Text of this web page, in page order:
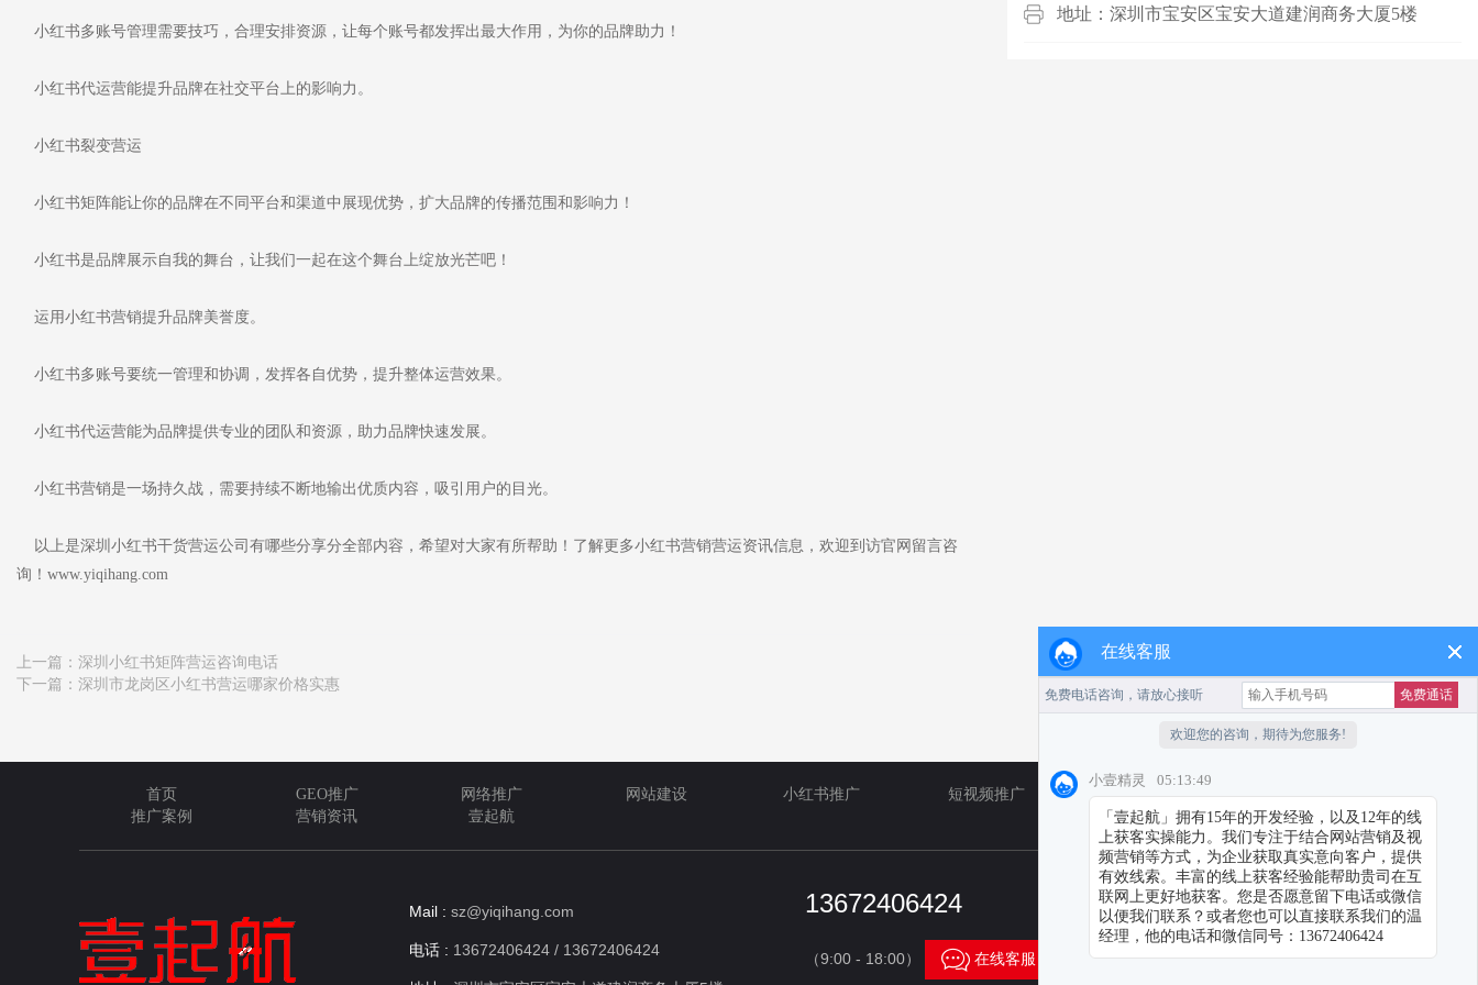
小红书多账号管理需要技巧，合理安排资源，让每个账号都发挥出最大作用，为你的品牌助力！
小红书代运营能提升品牌在社交平台上的影响力。
小红书裂变营运
小红书矩阵能让你的品牌在不同平台和渠道中展现优势，扩大品牌的传播范围和影响力！
小红书是品牌展示自我的舞台，让我们一起在这个舞台上绽放光芒吧！
运用小红书营销提升品牌美誉度。
小红书多账号要统一管理和协调，发挥各自优势，提升整体运营效果。
小红书代运营能为品牌提供专业的团队和资源，助力品牌快速发展。
小红书营销是一场持久战，需要持续不断地输出优质内容，吸引用户的目光。
以上是深圳小红书干货营运公司有哪些分享分全部内容，希望对大家有所帮助！了解更多小红书营销营运资讯信息，欢迎到访官网留言咨
询！www.yiqihang.com
上一篇： 深圳小红书矩阵营运咨询电话
下一篇： 深圳市龙岗区小红书营运哪家价格实惠
地址：深圳市宝安区宝安大道建润商务大厦5楼
首页 GEO推广 网络推广 网站建设 小红书推广 短视频推广 TikTok
小红书代运营
推广案例
营销资讯 壹起航
Mail : sz@yiqihang.com
电话 : 13672406424 / 13672406424
13672406424
（9:00 - 18:00）  在线客服
在线客服